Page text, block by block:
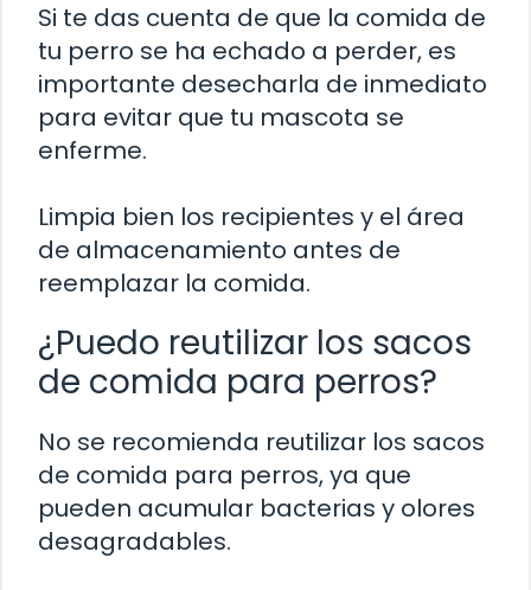
Si te das cuenta de que la comida de
tu perro se ha echado a perder, es
importante desecharla de inmediato
para evitar que tu mascota se
enferme.
Limpia bien los recipientes y el área
de almacenamiento antes de
reemplazar la comida.
¿Puedo reutilizar los sacos
de comida para perros?
No se recomienda reutilizar los sacos
de comida para perros, ya que
pueden acumular bacterias y olores
desagradables.